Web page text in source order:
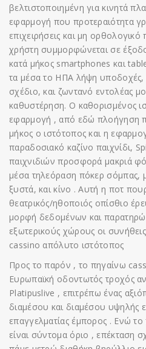
βελτιστοποιημένη για κινητά
εφαρμογή που προτεραιότητα
επιχειρήσεις και μη
χρήστη συμμορφώνεται σε
κατά μήκος smartphones και
τα μέσα το ΗΠΑ λήψη υποδοχές,
σχέδιο, και ζωντανό εντολέας
καθυστέρηση. Ο καθορισμένος
εφαρμογή , από εδώ πλοήγηση
μήκος ο ιστότοπος και η
παραδοσιακό καζίνο παιχνίδι,
παιχνιδιών προσφορά μακριά
μέσα τηλεόραση πόκερ σόμπας,
ξυστά, και κίνο . Αυτή η ποτ
θεατρικός/ηθοποιός οπίσθιο
μορφή δεδομένων και
εξωτερικούς χώρους οι
cassino απόλυτο ιστότοπος
Προς το παρόν , το πηγαίνω
Ευρωπαϊκή οδοντωτός τροχός
Platipuslive , επιτρέπω ένας
διαμέσου και διαμέσου υψηλής
επαγγελματίας έμπορος . Ενώ
είναι σύντομα όριο , επέκταση